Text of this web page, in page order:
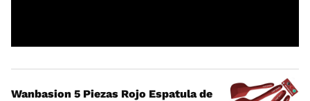
Wanbasion 5 Piezas Rojo Espatula de